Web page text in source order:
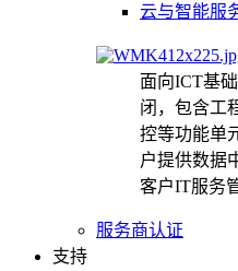
云与智能服
面向ICT基
闭，包含工
控等功能单
户提供数据
客户IT服务
服务商认证
支持